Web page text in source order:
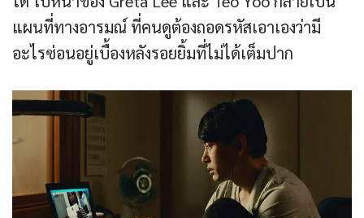
แผนที่ทางอารมณ์ ที่คนดูต้องถอดรหัสเอาเองว่ามี
อะไรซ่อนอยู่เบื้องหลังรอยยิ้มที่ไม่ได้เต็มปาก